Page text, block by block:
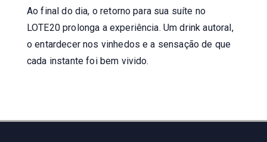
Ao final do dia, o retorno para sua suíte no
LOTE20 prolonga a experiência. Um drink autoral,
o entardecer nos vinhedos e a sensação de que
cada instante foi bem vivido.